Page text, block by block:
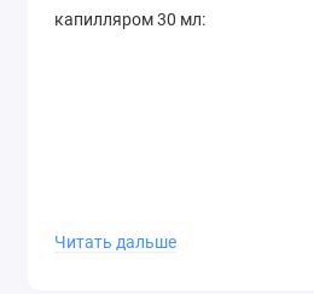
капилляром 30 мл:
Читать дальше